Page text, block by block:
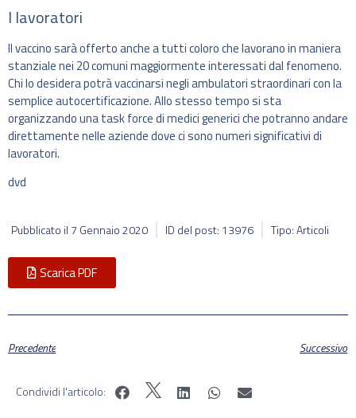
I lavoratori
Il vaccino sarà offerto anche a tutti coloro che lavorano in maniera
stanziale nei 20 comuni maggiormente interessati dal fenomeno.
Chi lo desidera potrà vaccinarsi negli ambulatori straordinari con la
semplice autocertificazione. Allo stesso tempo si sta
organizzando una task force di medici generici che potranno andare
direttamente nelle aziende dove ci sono numeri significativi di
lavoratori.
dvd
Pubblicato il 7 Gennaio 2020 ID del post: 13976 Tipo: Articoli
Scarica PDF
Precedente Successivo
Condividi l'articolo: